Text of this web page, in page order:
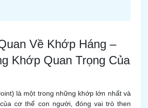
Về Khớp Háng –
Khớp Quan Trọng Của
là một trong những khớp lớn nhất và
cơ thể con người, đóng vai trò then